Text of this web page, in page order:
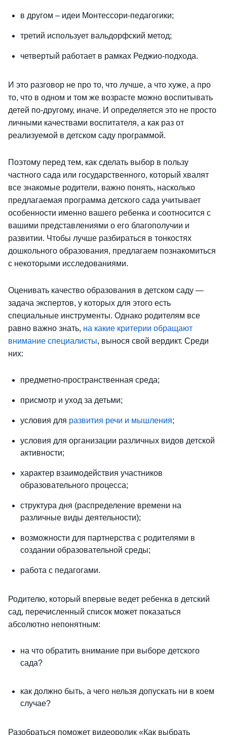
в другом – идеи Монтессори-педагогики;
третий использует вальдорфский метод;
четвертый работает в рамках Реджио-подхода.
И это разговор не про то, что лучше, а что хуже, а про
то, что в одном и том же возрасте можно воспитывать
детей по-другому, иначе. И определяется это не просто
личными качествами воспитателя, а как раз от
реализуемой в детском саду программой.
Поэтому перед тем, как сделать выбор в пользу
частного сада или государственного, который хвалят
все знакомые родители, важно понять, насколько
предлагаемая программа детского сада учитывает
особенности именно вашего ребенка и соотносится с
вашими представлениями о его благополучии и
развитии. Чтобы лучше разбираться в тонкостях
дошкольного образования, предлагаем познакомиться
с некоторыми исследованиями.
Оценивать качество образования в детском саду —
задача экспертов, у которых для этого есть
специальные инструменты. Однако родителям все
равно важно знать, на какие критерии обращают
внимание специалисты, вынося свой вердикт. Среди
них:
предметно-пространственная среда;
присмотр и уход за детьми;
условия для развития речи и мышления;
условия для организации различных видов детской
активности;
характер взаимодействия участников
образовательного процесса;
структура дня (распределение времени на
различные виды деятельности);
возможности для партнерства с родителями в
создании образовательной среды;
работа с педагогами.
Родителю, который впервые ведет ребенка в детский
сад, перечисленный список может показаться
абсолютно непонятным:
на что обратить внимание при выборе детского
сада?
как должно быть, а чего нельзя допускать ни в коем
случае?
Разобраться поможет видеоролик «Как выбрать